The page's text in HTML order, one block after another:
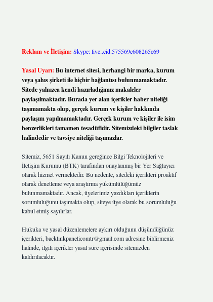
Reklam ve İletişim: Skype: live:.cid.575569c608265c69
Yasal Uyarı: Bu internet sitesi, herhangi bir marka, kurum
veya şahıs şirketi ile hiçbir bağlantısı bulunmamaktadır.
Sitede yalnızca kendi hazırladığımız makaleler
paylaşılmaktadır. Burada yer alan içerikler haber niteliği
taşımamakta olup, gerçek kurum ve kişiler hakkında
paylaşım yapılmamaktadır. Gerçek kurum ve kişiler ile isim
benzerlikleri tamamen tesadüfidir. Sitemizdeki bilgiler taslak
halindedir ve tavsiye niteliği taşımazlar.
Sitemiz, 5651 Sayılı Kanun gereğince Bilgi Teknolojileri ve
İletişim Kurumu (BTK) tarafından onaylanmış bir Yer Sağlayıcı
olarak hizmet vermektedir. Bu nedenle, sitedeki içerikleri proaktif
olarak denetleme veya araştırma yükümlülüğümüz
bulunmamaktadır. Ancak, üyelerimiz yazdıkları içeriklerin
sorumluluğunu taşımakta olup, siteye üye olarak bu sorumluluğu
kabul etmiş sayılırlar.
Hukuka ve yasal düzenlemelere aykırı olduğunu düşündüğünüz
içerikleri, backlinkpanelicomtr@gmail.comadresine bildirmeniz
halinde, ilgili içerikler yasal süre içerisinde sitemizden
kaldırılacaktır.